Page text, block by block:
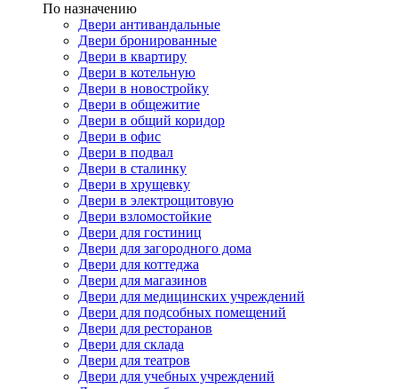
По назначению
Двери антивандальные
Двери бронированные
Двери в квартиру
Двери в котельную
Двери в новостройку
Двери в общежитие
Двери в общий коридор
Двери в офис
Двери в подвал
Двери в сталинку
Двери в хрущевку
Двери в электрощитовую
Двери взломостойкие
Двери для гостиниц
Двери для загородного дома
Двери для коттеджа
Двери для магазинов
Двери для медицинских учреждений
Двери для подсобных помещений
Двери для ресторанов
Двери для склада
Двери для театров
Двери для учебных учреждений